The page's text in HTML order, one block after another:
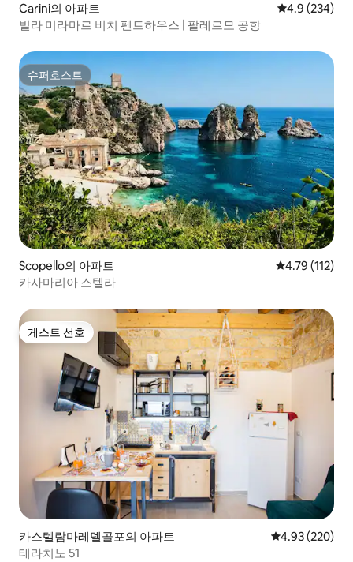
Carini의 아파트 평점 4.9점(5
4.9 (234)
​빌라 미라마르 비치 펜트하우스 | 팔레르모 공항
슈퍼호스트
슈퍼호스트
Scopello의 아파트 평점 4.79점(5
4.79 (112)
카사마리아 스텔라
게스트 선호
게스트 선호
카스텔람마레델골포의 아파트 평점 4.93점(5
4.93 (220)
테라치노 51